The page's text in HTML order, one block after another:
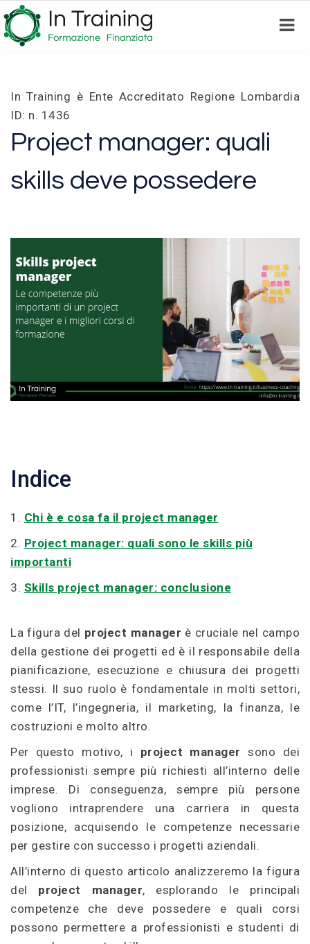
Skip
to
main
In Training è Ente Accreditato Regione Lombardia
ID: n. 1436
Project manager: quali
skills deve possedere
Indice
1. Chi è e cosa fa il project manager
2. Project manager: quali sono le skills più
importanti
3. Skills project manager: conclusione
La figura del project manager è cruciale nel campo
della gestione dei progetti ed è il responsabile della
pianificazione, esecuzione e chiusura dei progetti
stessi. Il suo ruolo è fondamentale in molti settori,
come l’IT, l’ingegneria, il marketing, la finanza, le
costruzioni e molto altro.
Per questo motivo, i project manager sono dei
professionisti sempre più richiesti all’interno delle
imprese. Di conseguenza, sempre più persone
vogliono intraprendere una carriera in questa
posizione, acquisendo le competenze necessarie
per gestire con successo i progetti aziendali.
All’interno di questo articolo analizzeremo la figura
del project manager, esplorando le principali
competenze che deve possedere e quali corsi
possono permettere a professionisti e studenti di